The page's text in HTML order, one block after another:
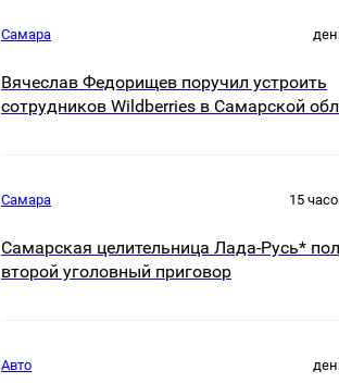
Самара
Вячеслав Федорищев поручил устроить
сотрудников Wildberries в Самарской
Самара 15
Самарская целительница Лада-Русь*
второй уголовный приговор
Авто